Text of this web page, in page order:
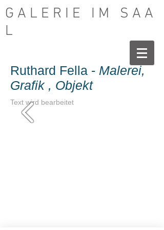
G A L E R I E I M S A A
L
Ruthard Fella - Malerei,
Grafik , Objekt
Text wird bearbeitet